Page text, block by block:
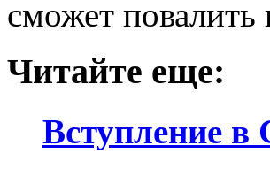
сможет
Читайте еще:
Вступление в